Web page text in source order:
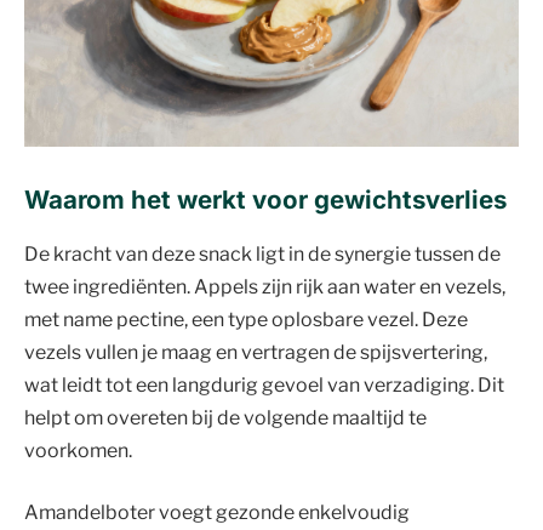
Waarom het werkt voor gewichtsverlies
De kracht van deze snack ligt in de synergie tussen de
twee ingrediënten. Appels zijn rijk aan water en vezels,
met name pectine, een type oplosbare vezel. Deze
vezels vullen je maag en vertragen de spijsvertering,
wat leidt tot een langdurig gevoel van verzadiging. Dit
helpt om overeten bij de volgende maaltijd te
voorkomen.
Amandelboter voegt gezonde enkelvoudig